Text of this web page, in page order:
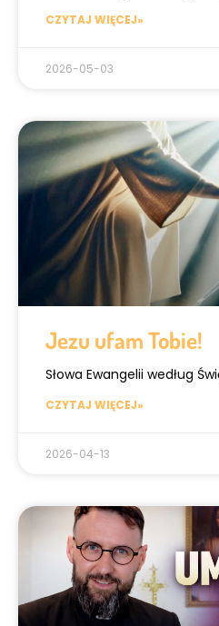
CZYTAJ WIĘCEJ»
2026-05-03
Jezu ufam Tobie!
Słowa Ewangelii według
CZYTAJ WIĘCEJ»
2026-04-13